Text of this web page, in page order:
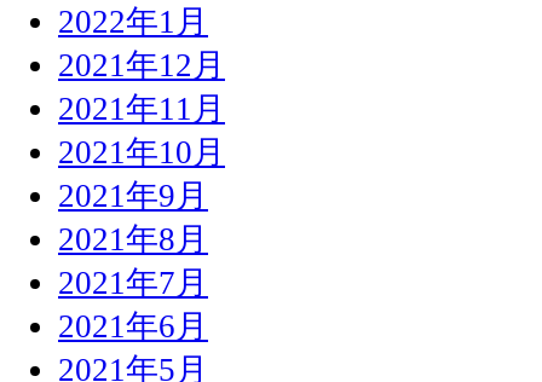
2022年1月
2021年12月
2021年11月
2021年10月
2021年9月
2021年8月
2021年7月
2021年6月
2021年5月